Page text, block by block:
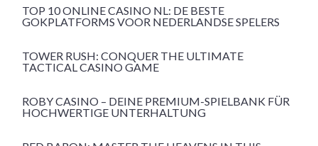
TOP 10 ONLINE CASINO NL: DE BESTE
GOKPLATFORMS VOOR NEDERLANDSE SPELERS
TOWER RUSH: CONQUER THE ULTIMATE
TACTICAL CASINO GAME
ROBY CASINO – DEINE PREMIUM-SPIELBANK FÜR
HOCHWERTIGE UNTERHALTUNG